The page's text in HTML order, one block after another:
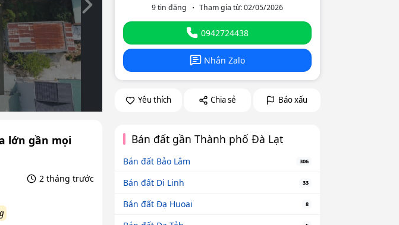
Slide tiếp theo
lớn gần mọi
2 tháng trước
9 tin đăng
Tham gia từ: 02/05/2026
0942724438
Nhắn Zalo
Yêu thích Chia sẻ Báo xấu
Bán đất gần Thành phố Đà Lạt
Bán đất Bảo Lâm 306
Bán đất Di Linh 33
Bán đất Đạ Huoai 8